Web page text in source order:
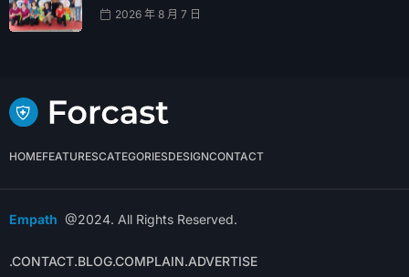
2026 年 8 月 7 日
HOMEFEATURESCATEGORIESDESIGNCONTACT
Empath @2024. All Rights Reserved.
.CONTACT.BLOG.COMPLAIN.ADVERTISE